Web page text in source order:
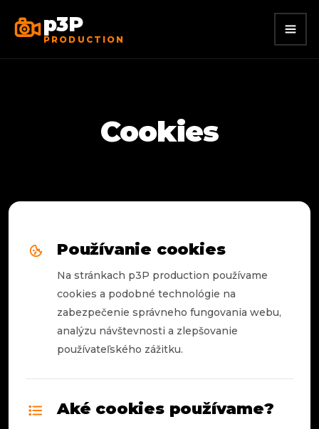
p3P
PRODUCTION
Cookies
Používanie cookies
Na stránkach p3P production používame
cookies a podobné technológie na
zabezpečenie správneho fungovania webu,
analýzu návštevnosti a zlepšovanie
používateľského zážitku.
Aké cookies používame?